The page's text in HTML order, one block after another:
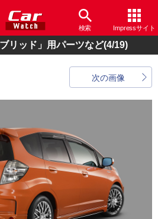
検索 Impressサイト
リッド」用パーツなど(4/19)
次の画像